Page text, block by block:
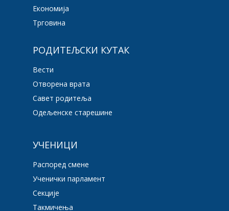
Економија
Трговина
РОДИТЕЉСКИ КУТАК
Вести
Отворена врата
Савет родитеља
Одељенске старешине
УЧЕНИЦИ
Распоред смене
Ученички парламент
Секције
Такмичења